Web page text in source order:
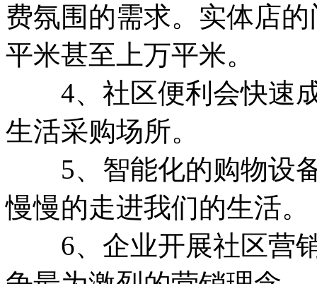
费氛围的需求。实体店
平米甚至上万平米。
4、社区便利会快速成
生活采购场所。
5、智能化的购物设备
慢慢的走进我们的生活。
6、企业开展社区营销